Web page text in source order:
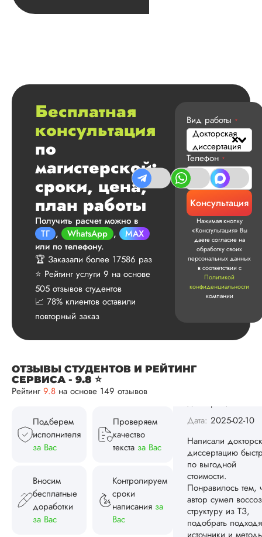
Бесплатная
консультация
по
магистерской:
сроки, цена,
план работы
Получить расчет можно в
ТГ , WhatsApp ,
MAX
или по телефону.
🏆 Заказали более 17586 раз
⭐ Рейтинг услуги 9 на основе
505 отзывов студентов
📈 78% клиентов оставили
повторный заказ
Вид работы *
Докторская
диссертация
Телефон *
Консультация
Нажимая кнопку
«Констультация» Вы
даете согласие на
обработку своих
персональных данных
в соответствии с
Политикой
конфиденциальности
компании
ОТЗЫВЫ СТУДЕНТОВ И РЕЙТИНГ
СЕРВИСА - 9.8 ⭐
Рейтинг 9.8 на основе 149 отзывов
Подберем
исполнителя
за Вас
Проверяем
качество
текста за Вас
Вносим
бесплатные
доработки
за Вас
Контролируем
сроки
написания за
Вас
компании: удобная
качество
работ. Недостатки
неудобный личный
кабинет,
иногда
Но
довольна.
Сергей Н.
Дата:2025-02-10
Написали
диссертацию
Понравилось тем,
автор сумел
структуру из ТЗ,
подобрать
источники и
исследования,
грамотно
исследований и
вынести
предложения о